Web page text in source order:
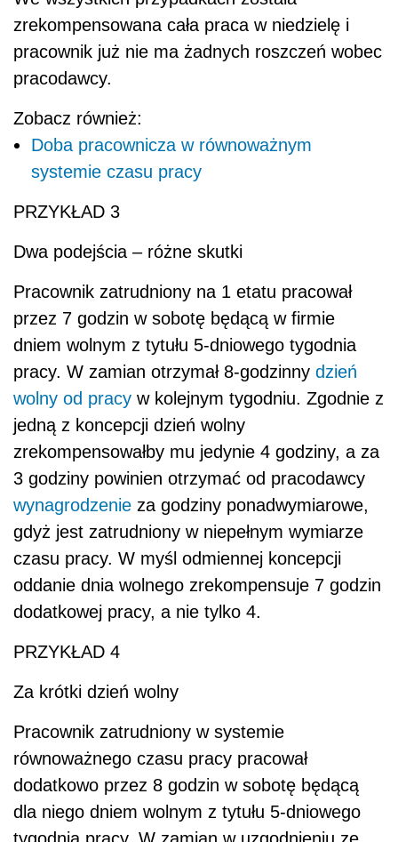
zrekompensowana cała praca w niedzielę i
pracownik już nie ma żadnych roszczeń wobec
pracodawcy.
Zobacz również:
Doba pracownicza w równoważnym
systemie czasu pracy
PRZYKŁAD 3
Dwa podejścia – różne skutki
Pracownik zatrudniony na 1 etatu pracował
przez 7 godzin w sobotę będącą w firmie
dniem wolnym z tytułu 5-dniowego tygodnia
pracy. W zamian otrzymał 8-godzinny dzień
wolny od pracy w kolejnym tygodniu. Zgodnie z
jedną z koncepcji dzień wolny
zrekompensowałby mu jedynie 4 godziny, a za
3 godziny powinien otrzymać od pracodawcy
wynagrodzenie za godziny ponadwymiarowe,
gdyż jest zatrudniony w niepełnym wymiarze
czasu pracy. W myśl odmiennej koncepcji
oddanie dnia wolnego zrekompensuje 7 godzin
dodatkowej pracy, a nie tylko 4.
PRZYKŁAD 4
Za krótki dzień wolny
Pracownik zatrudniony w systemie
równoważnego czasu pracy pracował
dodatkowo przez 8 godzin w sobotę będącą
dla niego dniem wolnym z tytułu 5-dniowego